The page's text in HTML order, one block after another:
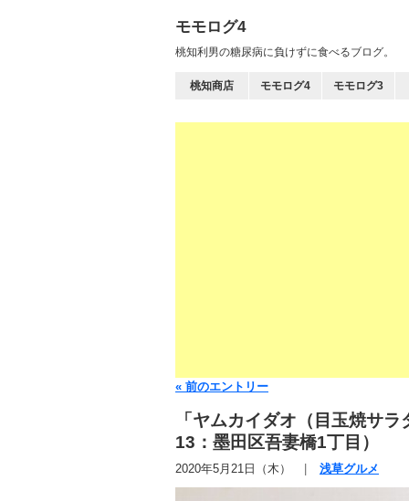
モモログ4
桃知利男の糖尿病に負けずに食べるブログ。
桃知商店 モモログ4 モモログ3
« 前のエントリー
「ヤムカイダオ（目玉焼サ
13：墨田区吾妻橋1丁目）
2020年5月21日（木） 浅草グルメ